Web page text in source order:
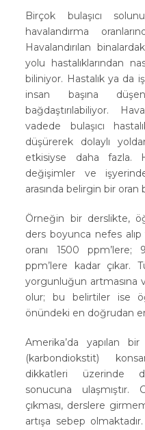
Birçok bulaşıcı
havalandırma
Havalandırılan
yolu hastalıklarından
biliniyor. Hastalık ya da
insan başına
bağdaştırılabiliyor.
vadede bulaşıcı
düşürerek dolaylı
etkisiyse daha fazla.
değişimler ve
arasında belirgin bir oran
Örneğin bir derslikte,
ders boyunca nefes
oranı 1500
ppm’lere kadar çıkar.
yorgunluğun artmasına
olur; bu belirtiler ise
önündeki en doğrudan
Amerika’da yapılan
(karbondiokstit)
dikkatleri üzerinde
sonucuna ulaşmıştır.
çıkması, derslere
artışa sebep